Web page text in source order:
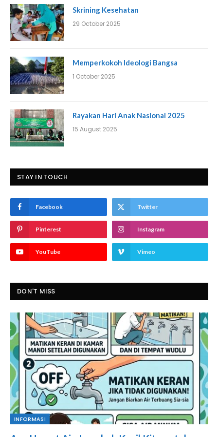
Skrining Kesehatan
29 October 2025
Memperkokoh Ideologi Bangsa
1 October 2025
Rayakan Hari Anak Nasional 2025
15 August 2025
STAY IN TOUCH
Facebook Twitter
Pinterest Instagram
YouTube Vimeo
DON'T MISS
INFORMASI